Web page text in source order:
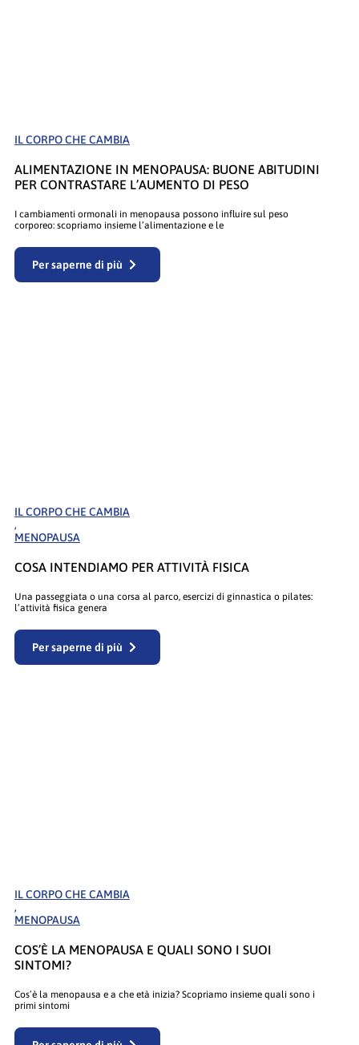
IL CORPO CHE CAMBIA
ALIMENTAZIONE IN MENOPAUSA: BUONE ABITUDINI
PER CONTRASTARE L’AUMENTO DI PESO
I cambiamenti ormonali in menopausa possono influire sul peso
corporeo: scopriamo insieme l’alimentazione e le
Per saperne di più
IL CORPO CHE CAMBIA
,
MENOPAUSA
COSA INTENDIAMO PER ATTIVITÀ FISICA
Una passeggiata o una corsa al parco, esercizi di ginnastica o pilates:
l’attività fisica genera
Per saperne di più
IL CORPO CHE CAMBIA
,
MENOPAUSA
COS’È LA MENOPAUSA E QUALI SONO I SUOI
SINTOMI?
Cos’è la menopausa e a che età inizia? Scopriamo insieme quali sono i
primi sintomi